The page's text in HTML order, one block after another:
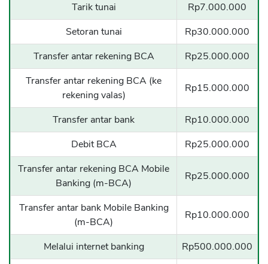
Tarik tunai
Rp7.000.000
Setoran tunai
Rp30.000.000
Transfer antar rekening BCA
Rp25.000.000
Transfer antar rekening BCA (ke
rekening valas)
Rp15.000.000
Transfer antar bank
Rp10.000.000
Debit BCA
Rp25.000.000
Transfer antar rekening BCA Mobile
Banking (m-BCA)
Rp25.000.000
Transfer antar bank Mobile Banking
(m-BCA)
Rp10.000.000
Melalui internet banking
Rp500.000.000